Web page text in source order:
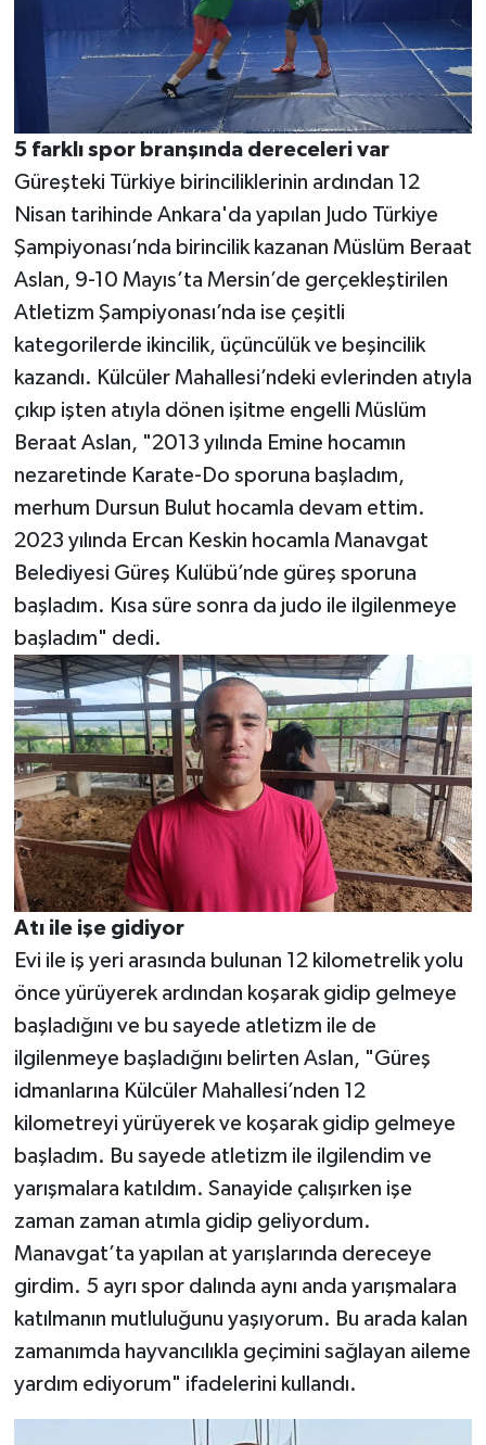
5 farklı spor branşında dereceleri var
Güreşteki Türkiye birinciliklerinin ardından 12
Nisan tarihinde Ankara'da yapılan Judo Türkiye
Şampiyonası’nda birincilik kazanan Müslüm Beraat
Aslan, 9-10 Mayıs’ta Mersin’de gerçekleştirilen
Atletizm Şampiyonası’nda ise çeşitli
kategorilerde ikincilik, üçüncülük ve beşincilik
kazandı. Külcüler Mahallesi’ndeki evlerinden atıyla
çıkıp işten atıyla dönen işitme engelli Müslüm
Beraat Aslan, "2013 yılında Emine hocamın
nezaretinde Karate-Do sporuna başladım,
merhum Dursun Bulut hocamla devam ettim.
2023 yılında Ercan Keskin hocamla Manavgat
Belediyesi Güreş Kulübü’nde güreş sporuna
başladım. Kısa süre sonra da judo ile ilgilenmeye
başladım" dedi.
Atı ile işe gidiyor
Evi ile iş yeri arasında bulunan 12 kilometrelik yolu
önce yürüyerek ardından koşarak gidip gelmeye
başladığını ve bu sayede atletizm ile de
ilgilenmeye başladığını belirten Aslan, "Güreş
idmanlarına Külcüler Mahallesi’nden 12
kilometreyi yürüyerek ve koşarak gidip gelmeye
başladım. Bu sayede atletizm ile ilgilendim ve
yarışmalara katıldım. Sanayide çalışırken işe
zaman zaman atımla gidip geliyordum.
Manavgat’ta yapılan at yarışlarında dereceye
girdim. 5 ayrı spor dalında aynı anda yarışmalara
katılmanın mutluluğunu yaşıyorum. Bu arada kalan
zamanımda hayvancılıkla geçimini sağlayan aileme
yardım ediyorum" ifadelerini kullandı.